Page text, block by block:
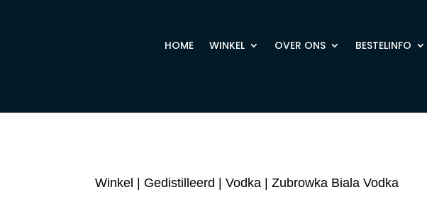
HOME WINKEL OVER ONS BESTELINFO
Winkel Gedistilleerd |Vodka | Zubrowka Biala Vodka